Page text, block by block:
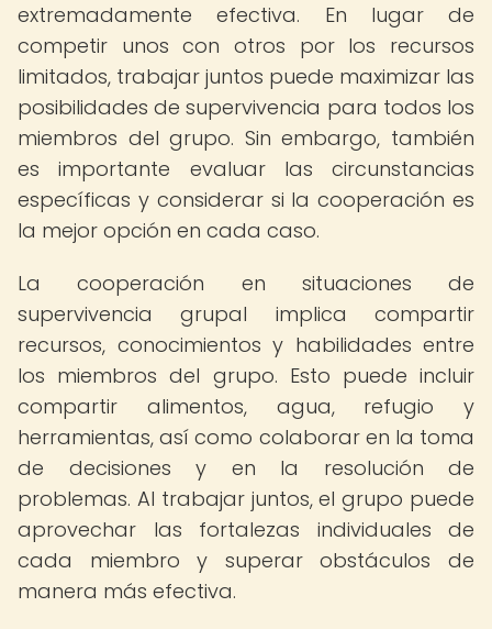
extremadamente efectiva. En lugar de
competir unos con otros por los recursos
limitados, trabajar juntos puede maximizar las
posibilidades de supervivencia para todos los
miembros del grupo. Sin embargo, también
es importante evaluar las circunstancias
específicas y considerar si la cooperación es
la mejor opción en cada caso.
La cooperación en situaciones de
supervivencia grupal implica compartir
recursos, conocimientos y habilidades entre
los miembros del grupo. Esto puede incluir
compartir alimentos, agua, refugio y
herramientas, así como colaborar en la toma
de decisiones y en la resolución de
problemas. Al trabajar juntos, el grupo puede
aprovechar las fortalezas individuales de
cada miembro y superar obstáculos de
manera más efectiva.